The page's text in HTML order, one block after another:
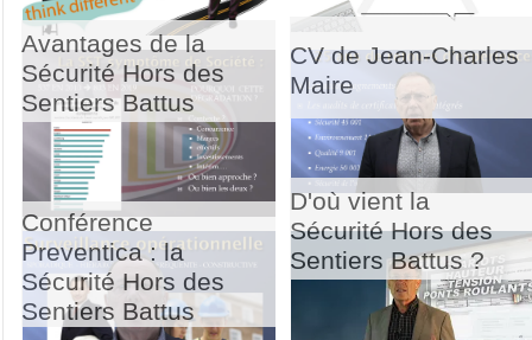
Avantages de la
Sécurité Hors des
Sentiers Battus
CV de Jean-Charles
Maire
Conférence
Preventica : la
Sécurité Hors des
Sentiers Battus
D'où vient la
Sécurité Hors des
Sentiers Battus ?